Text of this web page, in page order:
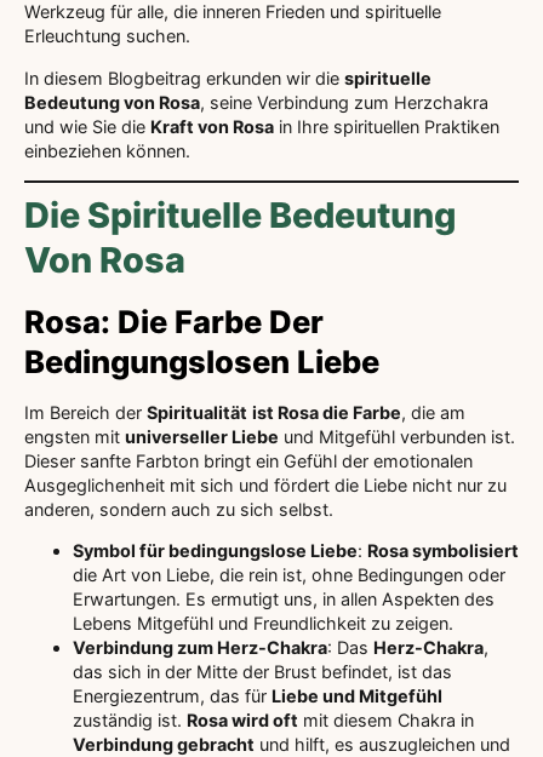
Werkzeug für alle, die inneren Frieden und spirituelle
Erleuchtung suchen.
In diesem Blogbeitrag erkunden wir die spirituelle
Bedeutung von Rosa, seine Verbindung zum Herzchakra
und wie Sie die Kraft von Rosa in Ihre spirituellen Praktiken
einbeziehen können.
Die Spirituelle Bedeutung
Von Rosa
Rosa: Die Farbe Der
Bedingungslosen Liebe
Im Bereich der Spiritualität ist Rosa die Farbe, die am
engsten mit universeller Liebe und Mitgefühl verbunden ist.
Dieser sanfte Farbton bringt ein Gefühl der emotionalen
Ausgeglichenheit mit sich und fördert die Liebe nicht nur zu
anderen, sondern auch zu sich selbst.
Symbol für bedingungslose Liebe: Rosa symbolisiert
die Art von Liebe, die rein ist, ohne Bedingungen oder
Erwartungen. Es ermutigt uns, in allen Aspekten des
Lebens Mitgefühl und Freundlichkeit zu zeigen.
Verbindung zum Herz-Chakra: Das Herz-Chakra,
das sich in der Mitte der Brust befindet, ist das
Energiezentrum, das für Liebe und Mitgefühl
zuständig ist. Rosa wird oft mit diesem Chakra in
Verbindung gebracht und hilft, es auszugleichen und